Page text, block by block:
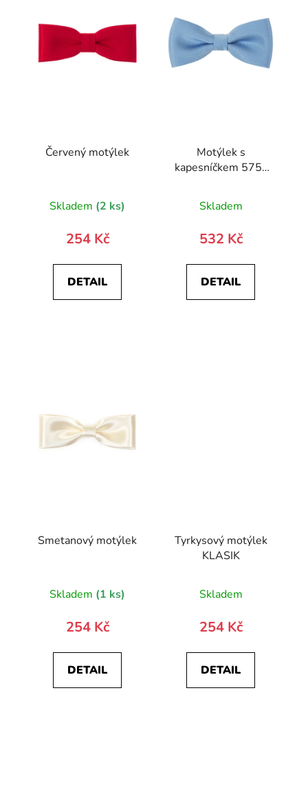
Červený motýlek
Skladem (2 ks)
254 Kč
DETAIL
Motýlek s
kapesníčkem 575-
Skladem
532 Kč
DETAIL
Smetanový motýlek
Skladem (1 ks)
254 Kč
DETAIL
Tyrkysový motýlek
KLASIK
Skladem
254 Kč
DETAIL